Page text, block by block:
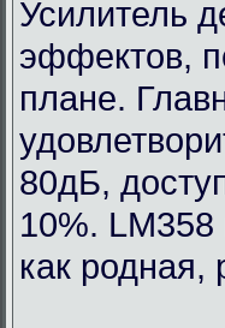
Усилитель
эффектов,
плане.
80дБ,
10%.
как родная,